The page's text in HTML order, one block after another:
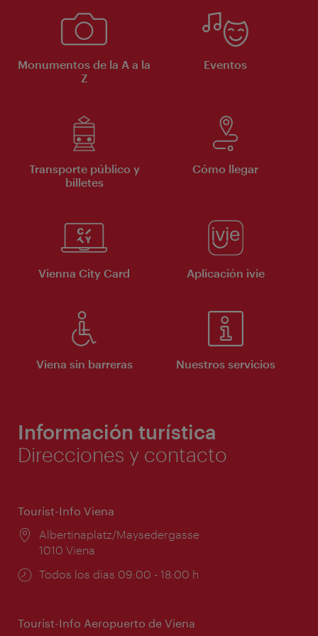
Monumentos de la A a la
Z
Eventos
Transporte público y
billetes
Cómo llegar
Vienna City Card Aplicación ivie
Viena sin barreras Nuestros servicios
Información turística
Direcciones y contacto
Tourist-Info Viena
Lugar:
Albertinaplatz/Maysedergasse
1010 Viena
Horarios
Todos los días 09:00 - 18:00 h
Tourist-Info Aeropuerto de Viena